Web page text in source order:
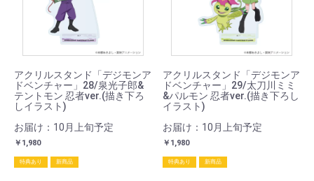
アクリルスタンド「デジモンア
ドベンチャー」28/泉光子郎&
テントモン 忍者ver.(描き下ろ
しイラスト)
お届け：10月上旬予定
￥1,980
特典あり 新商品
アクリルスタンド「デジモンア
ドベンチャー」29/太刀川ミミ
&パルモン 忍者ver.(描き下ろし
イラスト)
お届け：10月上旬予定
￥1,980
特典あり 新商品